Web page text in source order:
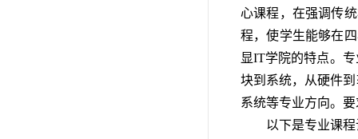
心课程，在强调传
程，使学生能够在
显IT学院的特点。
块到系统，从硬件
系统等专业方向。
以下是专业课